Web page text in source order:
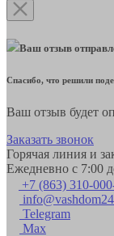
Ваш отзыв
Спасибо, что решили
Ваш отзыв будет
Заказать звонок
Горячая линия и
Ежедневно с 7:00
+7 (863) 310-
Telegram
Max